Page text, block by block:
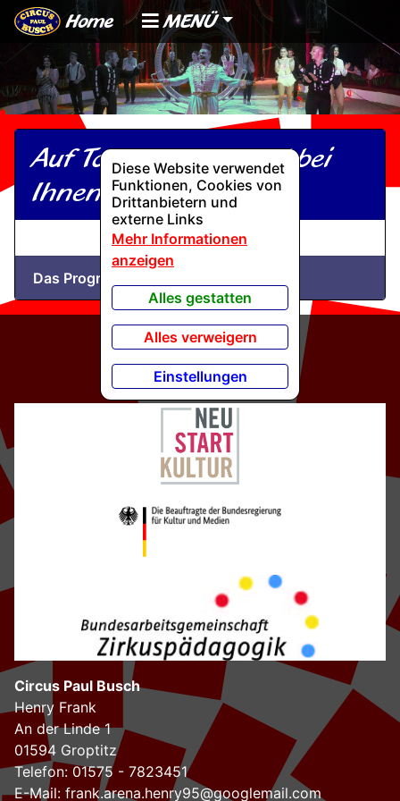
Home MENÜ
Diese Website verwendet
Funktionen, Cookies von
Drittanbietern und
externe Links
Mehr Informationen
anzeigen
Alles gestatten
Alles verweigern
Einstellungen
Auf Tournee und bald bei
Ihnen
Das Programm des Circus Paul Busch
Wir werden gefördert von:
Circus Paul Busch
Henry Frank
An der Linde 1
01594 Groptitz
Telefon: 01575 - 7823451
E-Mail: frank.arena.henry95@googlemail.com